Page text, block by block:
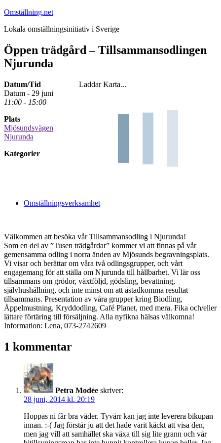
Hoppa
innehåll
Omställning.net
Lokala omställningsinitiativ i Sverige
Öppen trädgård – Tillsammansodlingen
Njurunda
Laddar Karta...
Datum/Tid
Datum - 29 juni
11:00 - 15:00
Plats
Mjösundsvägen
Njurunda
Kategorier
Omställningsverksamhet
Välkommen att besöka vår Tillsammansodling i Njurunda!
Som en del av ”Tusen trädgårdar” kommer vi att finnas på vår
gemensamma odling i norra änden av Mjösunds begravningsplats.
Vi visar och berättar om våra två odlingsgrupper, och vårt
engagemang för att ställa om Njurunda till hållbarhet. Vi lär oss
tillsammans om grödor, växtföljd, gödsling, bevattning,
självhushållning, och inte minst om att åstadkomma resultat
tillsammans. Presentation av våra grupper kring Biodling,
Åppelmustning, Kryddodling, Café Planet, med mera. Fika och/eller
lättare förtäring till försäljning. Alla nyfikna hälsas välkomna!
Information: Lena, 073-2742609
1 kommentar
Petra Modée skriver:
28 juni, 2014 kl. 20:19
Hoppas ni får bra väder. Tyvärr kan jag inte leverera bikupan
innan. :-( Jag förstår ju att det hade varit käckt att visa den,
men jag vill att samhället ska växa till sig lite grann och vår